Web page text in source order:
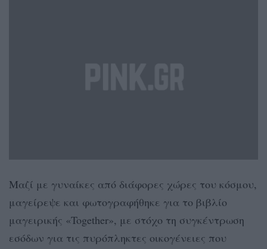
Μαζί με γυναίκες από διάφορες χώρες του κόσμου,
μαγείρεψε και φωτογραφήθηκε για το βιβλίο
μαγειρικής «Together», με στόχο τη συγκέντρωση
εσόδων για τις πυρόπληκτες οικογένειες που